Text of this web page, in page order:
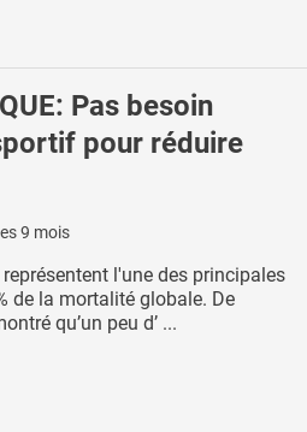
Pas besoin
pour réduire
9 mois
l'une des principales
de la mortalité globale. De
qu’un peu d’ ...